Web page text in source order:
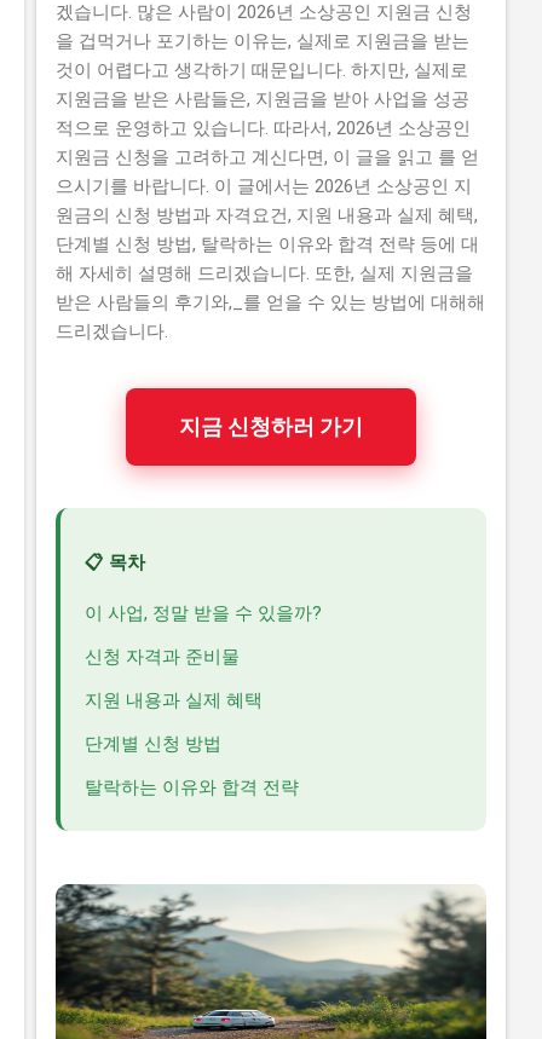
겠습니다. 많은 사람이 2026년 소상공인 지원금 신청
을 겁먹거나 포기하는 이유는, 실제로 지원금을 받는
것이 어렵다고 생각하기 때문입니다. 하지만, 실제로
지원금을 받은 사람들은, 지원금을 받아 사업을 성공
적으로 운영하고 있습니다. 따라서, 2026년 소상공인
지원금 신청을 고려하고 계신다면, 이 글을 읽고 를 얻
으시기를 바랍니다. 이 글에서는 2026년 소상공인 지
원금의 신청 방법과 자격요건, 지원 내용과 실제 혜택,
단계별 신청 방법, 탈락하는 이유와 합격 전략 등에 대
해 자세히 설명해 드리겠습니다. 또한, 실제 지원금을
받은 사람들의 후기와,_를 얻을 수 있는 방법에 대해해
드리겠습니다.
지금 신청하러 가기
📋 목차
이 사업, 정말 받을 수 있을까?
신청 자격과 준비물
지원 내용과 실제 혜택
단계별 신청 방법
탈락하는 이유와 합격 전략